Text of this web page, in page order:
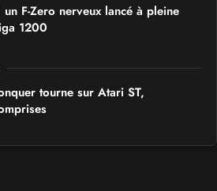
F-Zero nerveux lancé à pleine
1200
tourne sur Atari ST,